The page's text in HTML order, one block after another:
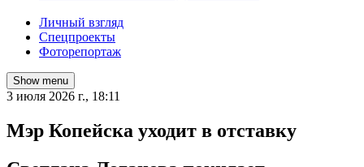
Личный взгляд
Спецпроекты
Фоторепортаж
Show menu
3 июля 2026 г., 18:11
Мэр Копейска уходит в отставку